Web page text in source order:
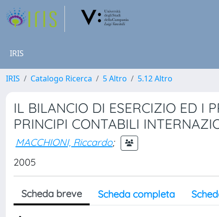
IRIS
IRIS Catalogo Ricerca 5 Altro 5.12 Altro
IL BILANCIO DI ESERCIZIO ED I
PRINCIPI CONTABILI
MACCHIONI, Riccardo;
2005
Scheda breve Scheda completa